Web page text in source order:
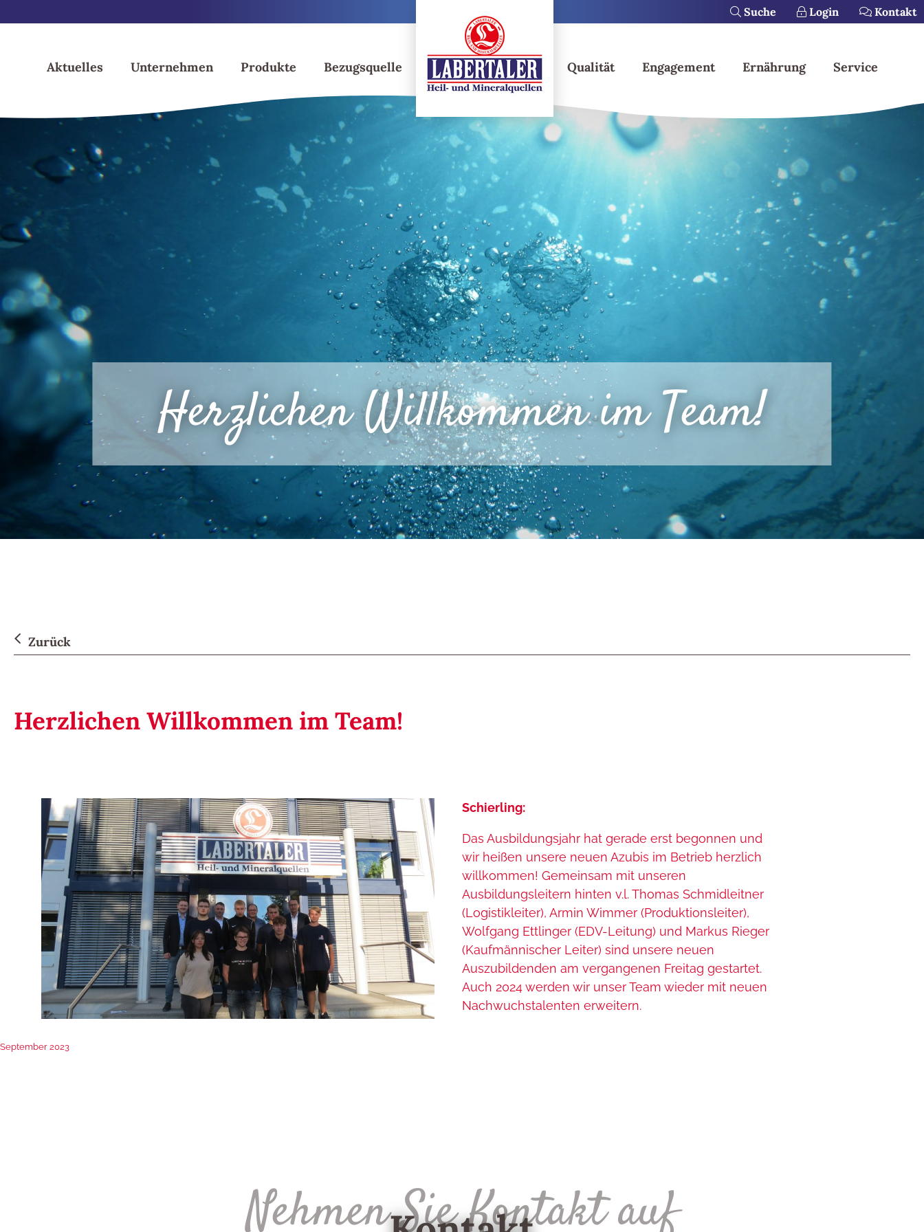
to
Suche Login Kontakt
Aktuelles Unternehmen Produkte Bezugsquelle
Getränkevielfalt
Qualität Engagement Ernährung Service
Herzlichen Willkommen im Team!
Zurück
Herzlichen Willkommen im Team!
Schierling:
Das Ausbildungsjahr hat gerade erst begonnen und
wir heißen unsere neuen Azubis im Betrieb herzlich
willkommen! Gemeinsam mit unseren
Ausbildungsleitern hinten v.l. Thomas Schmidleitner
(Logistikleiter), Armin Wimmer (Produktionsleiter),
Wolfgang Ettlinger (EDV-Leitung) und Markus Rieger
(Kaufmännischer Leiter) sind unsere neuen
Auszubildenden am vergangenen Freitag gestartet.
Auch 2024 werden wir unser Team wieder mit neuen
Nachwuchstalenten erweitern.
September 2023
Nehmen Sie Kontakt auf